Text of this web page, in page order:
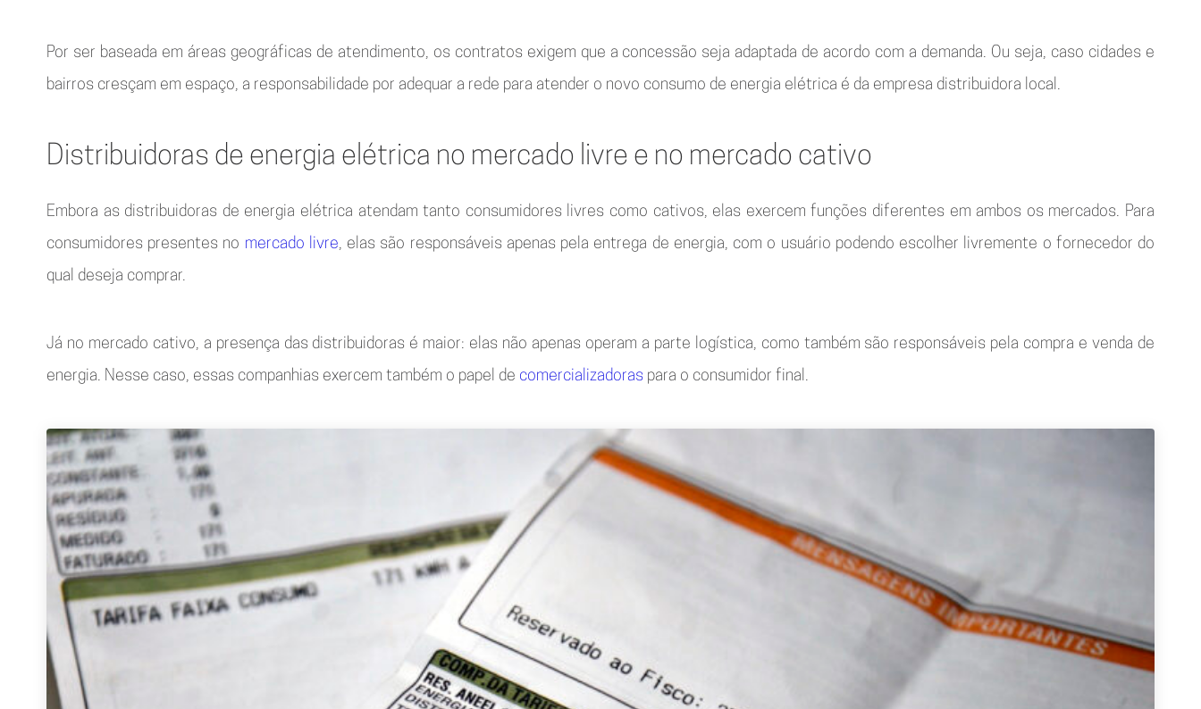
Por ser baseada em áreas geográficas de atendimento, os contratos exigem que a concessão seja adaptada de acordo com a demanda. Ou seja, caso cidades e
bairros cresçam em espaço, a responsabilidade por adequar a rede para atender o novo consumo de energia elétrica é da empresa distribuidora local.
Distribuidoras de energia elétrica no mercado livre e no mercado cativo
Embora as distribuidoras de energia elétrica atendam tanto consumidores livres como cativos, elas exercem funções diferentes em ambos os mercados. Para
consumidores presentes no mercado livre, elas são responsáveis apenas pela entrega de energia, com o usuário podendo escolher livremente o fornecedor do
qual deseja comprar.
Já no mercado cativo, a presença das distribuidoras é maior: elas não apenas operam a parte logística, como também são responsáveis pela compra e venda de
energia. Nesse caso, essas companhias exercem também o papel de comercializadoras para o consumidor final.